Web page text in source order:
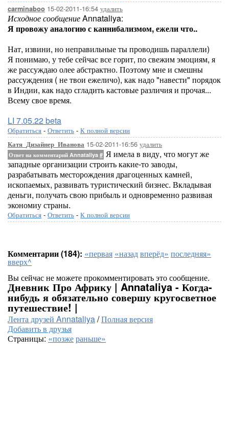
carminaboo 15-02-2011-16:54 удалить
Исходное сообщениеAnnataliya:
Я провожу аналогию с каннибализмом, ежели что..
Нат, извини, но неправильные ты проводишь параллели)
Я понимаю, у тебе сейчас все горит, по свежим эмоциям, я
же рассуждаю олее абстрактно. Поэтому мне и смешны
рассуждения ( не твои ежеличо), как надо "навести" порядок
в Индии, как надо сгладить кастовые различия и прочая...
Всему свое время.
LI 7.05.22 beta
Обратиться - Ответить - К полной версии
Катя_Дизайнер_Иванова 15-02-2011-16:56 удалить
Ответ на комментарий Annataliya # Я имела в виду, что могут же
западные организации строить какие-то заводы,
разрабатывать месторождения драгоценных камней,
ископаемых, развивать туристический бизнес. Вкладывая
деньги, получать свою прибыль и одновременно развивая
экономиу страны.
Обратиться - Ответить - К полной версии
Комментарии (184): «первая «назадвперёд» последняя»
вверх^
Вы сейчас не можете прокомментировать это сообщение.
Дневник Про Африку | Annataliya - Когда-
нибудь я обязательно совершу кругосветное
путешествие! |
Лента друзей Annataliya/Полная версия
Добавить в друзья
Страницы: «позжераньше»